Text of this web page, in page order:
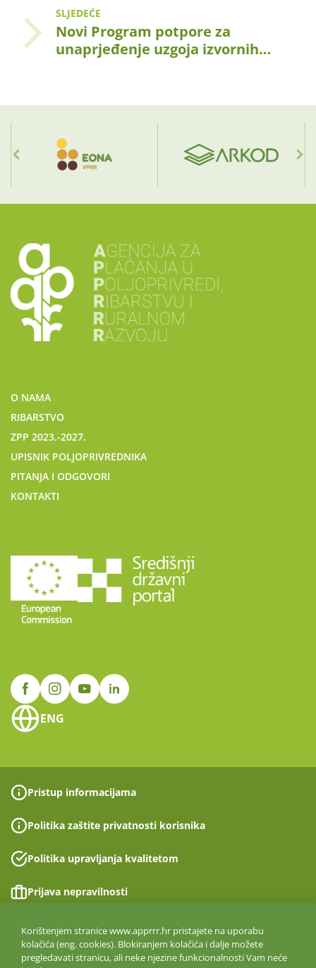
SLJEDEĆE
Novi Program potpore za
unaprjeđenje uzgoja izvornih…
O NAMA
RIBARSTVO
ZPP 2023.-2027.
UPISNIK POLJOPRIVREDNIKA
PITANJA I ODGOVORI
KONTAKTI
ENG
Pristup informacijama
Politika zaštite privatnosti korisnika
Politika upravljanja kvalitetom
Prijava nepravilnosti
Izjava o pristupačnosti
Politika informacijske sigurnosti
Korištenjem stranice www.apprrr.hr pristajete na uporabu
kolačića (eng. cookies). Blokiranjem kolačića i dalje možete
pregledavati stranicu, ali neke njezine funkcionalnosti Vam neće